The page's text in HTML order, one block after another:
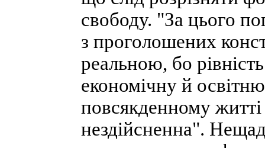
свободу. "За цього
з проголошених
реальною, бо
економічну й
повсякденному
нездійсненна".